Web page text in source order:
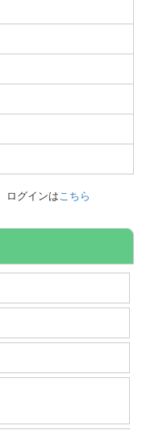
ログインはこちら